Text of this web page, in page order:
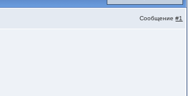
Сообщение#1